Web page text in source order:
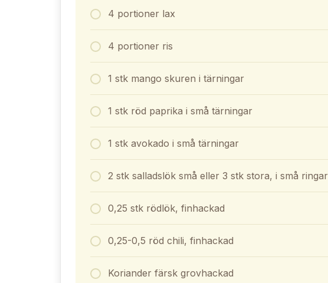
4 portioner lax
4 portioner ris
1 stk mango skuren i tärningar
1 stk röd paprika i små tärningar
1 stk avokado i små tärningar
2 stk salladslök små eller 3 stk stora, i små ringar
0,25 stk rödlök, finhackad
0,25-0,5 röd chili, finhackad
Koriander färsk grovhackad